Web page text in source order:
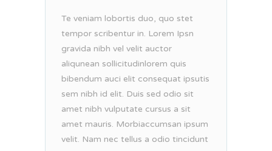
Te veniam lobortis duo, quo stet
tempor scribentur in. Lorem Ipsn
gravida nibh vel velit auctor
aliqunean sollicitudinlorem quis
bibendum auci elit consequat ipsutis
sem nibh id elit. Duis sed odio sit
amet nibh vulputate cursus a sit
amet mauris. Morbiaccumsan ipsum
velit. Nam nec tellus a odio tincidunt